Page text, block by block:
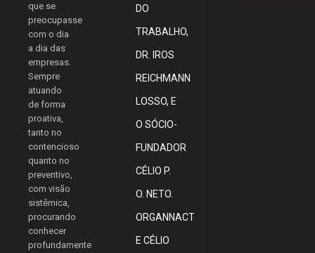
que se
preocupasse
com o dia
a dia das
empresas.
Sempre
atuando
de forma
proativa,
tanto no
contencioso
quanto no
preventivo,
com visão
sistêmica,
procurando
conhecer
profundamente
DO
TRABALHO,
DR. IROS
REICHMANN
LOSSO, E
O SÓCIO-
FUNDADOR
CÉLIO P.
O. NETO.
ORGANNACT
E CÉLIO